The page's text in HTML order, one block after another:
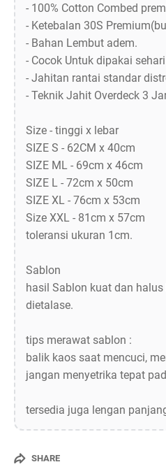
- 100% Cotton Combed
- Ketebalan 30S
- Bahan Lembut adem.
- Cocok Untuk dipakai
- Jahitan rantai standar
- Teknik Jahit Overdeck 3
Size - tinggi x lebar
SIZE S - 62CM x 40cm
SIZE ML - 69cm x 46cm
SIZE L - 72cm x 50cm
SIZE XL - 76cm x 53cm
Size XXL - 81cm x 57cm
toleransi ukuran 1cm.
Sablon
hasil Sablon kuat dan
dietalase.
tips merawat sablon :
balik kaos saat mencuci,
jangan menyetrika tepat
tersedia juga lengan
SHARE